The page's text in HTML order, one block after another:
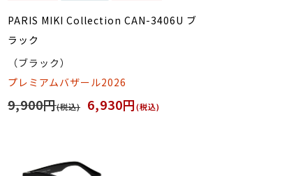
PARIS MIKI Collection CAN-3406U ブ
ラック
（ブラック）
プレミアムバザール2026
9,900円(税込) 6,930円(税込)